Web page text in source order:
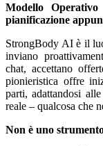
Modello
pianificazione
StrongBody AI è il
inviano
chat, accettano
pionieristica offre
parti, adattandosi
reale – qualcosa che
Non è uno